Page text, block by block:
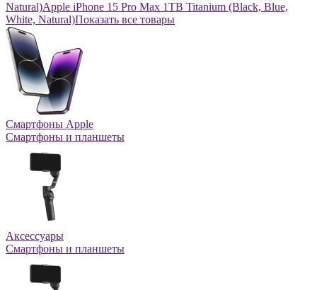
Natural)Apple iPhone 15 Pro Max 1TB Titanium (Black, Blue,
White, Natural)Показать все товары
Смартфоны Apple
Смартфоны и планшеты
Аксессуары
Смартфоны и планшеты